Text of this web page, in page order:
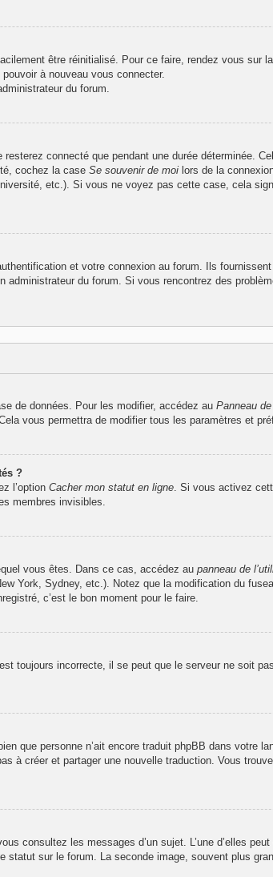
être réinitialisé. Pour ce faire, rendez vous sur
à nouveau vous connecter.
du forum.
connecté que pendant une durée déterminée.
cochez la case Se souvenir de moilors de la
etc.). Si vous ne voyez pas cette case, cela
et votre connexion au forum. Ils
du forum. Si vous rencontrez des
de données. Pour les modifier, accédez au Panneau
vous permettra de modifier tous les paramètres et
?
l’option Cacher mon statut en ligne. Si vous activez
membres invisibles.
vous êtes. Dans ce cas, accédez au panneau de
York, Sydney, etc.). Notez que la modification du
c’est le bon moment pour le faire.
toujours incorrecte, il se peut que le serveur ne soit
que personne n’ait encore traduit phpBB dans votre
à créer et partager une nouvelle traduction. Vous
consultez les messages d’un sujet. L’une d’elles
sur le forum. La seconde image, souvent plus